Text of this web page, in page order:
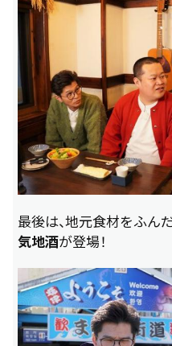
最後は、地元食材をふん
気地酒が登場！